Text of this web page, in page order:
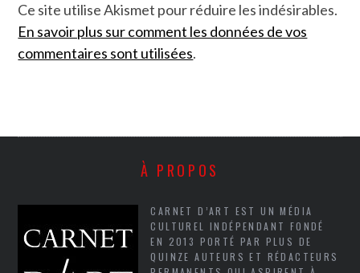
Ce site utilise Akismet pour réduire les indésirables.
En savoir plus sur comment les données de vos
commentaires sont utilisées.
À PROPOS
CARNET D’ART EST UN MÉDIA
CULTUREL INDÉPENDANT FONDÉ
EN 2013 PORTÉ PAR PLUS DE
QUINZE AUTEURS ET RÉDACTEURS